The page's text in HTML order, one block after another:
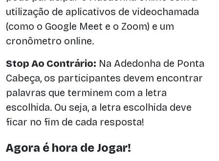
utilização de aplicativos de videochamada
(como o Google Meet e o Zoom) e um
cronômetro online.
Stop Ao Contrário: Na Adedonha de Ponta
Cabeça, os participantes devem encontrar
palavras que terminem com a letra
escolhida. Ou seja, a letra escolhida deve
ficar no fim de cada resposta!
Agora é hora de Jogar!